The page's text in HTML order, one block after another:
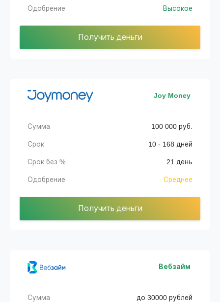
Одобрение Высокое
Получить деньги
Joy Money
Сумма 100 000 руб.
Срок 10 - 168 дней
Срок без % 21 день
Одобрение Среднее
Получить деньги
Вебзайм
Сумма до 30000 рублей